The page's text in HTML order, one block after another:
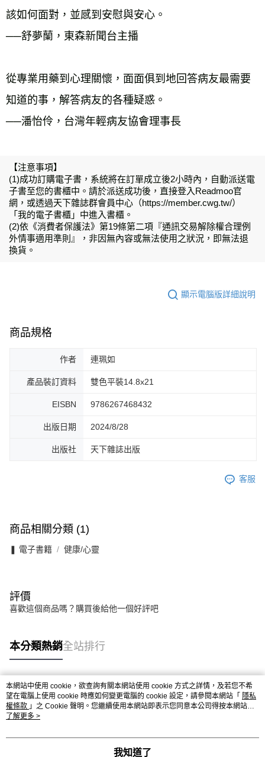
該如何面對，並感到安慰與安心。
──舒夢蘭，東森新聞台主播
從專業用藥到心理關懷，面面俱到地回答病友最需要
知道的事，解答病友的各種疑惑。
──潘怡伶，台灣年輕病友協會理事長
【注意事項】
(1)成功訂購電子書，系統將在訂單成立後2小時內，自動派送電
子書至您的書櫃中。請於派送成功後，直接登入Readmoo官
網，或透過天下雜誌群會員中心（https://member.cwg.tw/）
「我的電子書櫃」中進入書櫃。
(2)依《消費者保護法》第19條第二項『通訊交易解除權合理例
外情事適用準則』，非因無內容或無法使用之狀況，即無法退
換貨。
顯示電腦版詳細說明
商品規格
作者 連珮如
產品裝訂資料 雙色平裝14.8x21
EISBN 9786267468432
出版日期 2024/8/28
出版社 天下雜誌出版
客服
商品相關分類 (1)
❚ 電子書籍 健康/心靈
評價
喜歡這個商品嗎？購買後給他一個好評吧
本分類熱銷全站排行
熱門標籤
本網站中使用 cookie，欲查詢有關本網站使用 cookie 方式之詳情，及若您不希
望在電腦上使用 cookie 時應如何變更電腦的 cookie 設定，請參閱本網站「 隱私
權條款 」之 Cookie 聲明。您繼續使用本網站即表示您同意本公司得按本網站使
用條款之 Cookie 聲明使用 cookie。
了解更多 >
我知道了